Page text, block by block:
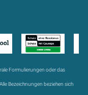
Formulierungen oder das
Bezeichnungen beziehen sich